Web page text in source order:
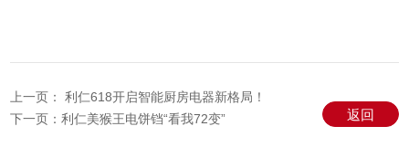
上一页：
利仁618开启智能厨房电器新格局！
下一页：利仁美猴王电饼铛“看我72变” 返回